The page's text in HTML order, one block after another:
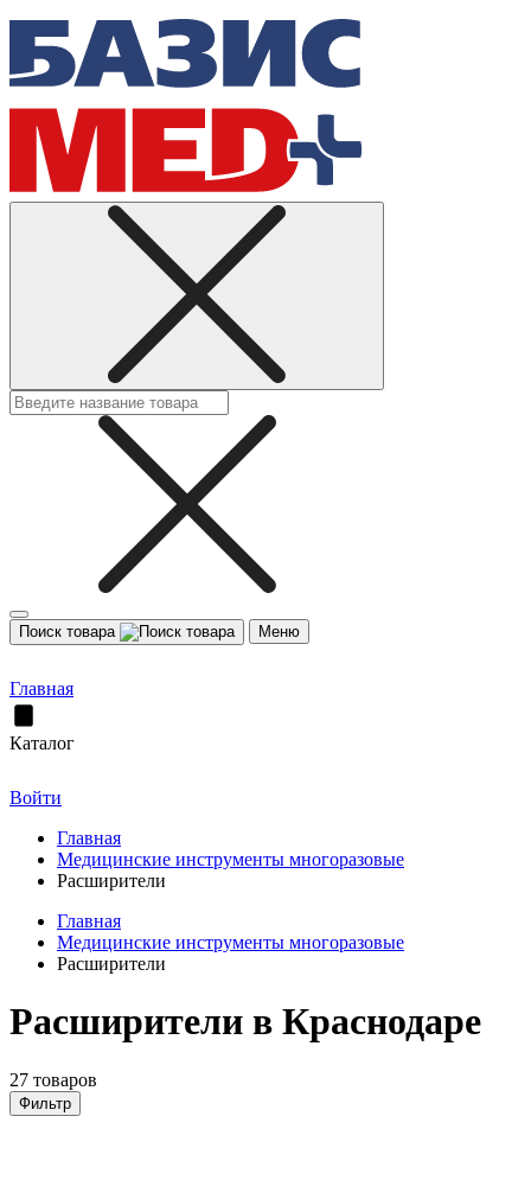
Поиск товара Меню
Главная
Каталог
Войти
Главная
Медицинские инструменты многоразовые
Расширители
Главная
Медицинские инструменты многоразовые
Расширители
Расширители в Краснодаре
27 товаров
Фильтр